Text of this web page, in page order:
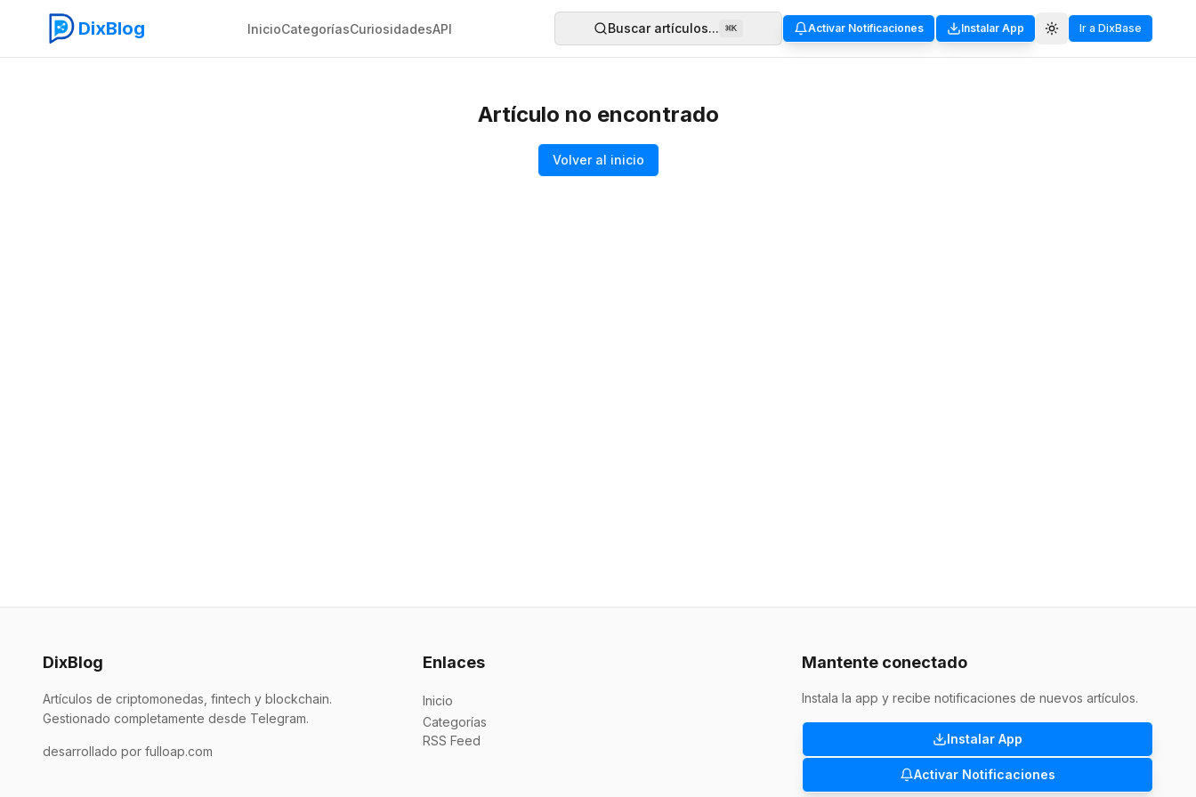
DixBlog InicioCategoríasCuriosidadesAPI Buscar artículos... ⌘K Activar Notificaciones Instalar App Ir a DixBase
Artículo no encontrado
Volver al inicio
DixBlog
Artículos de criptomonedas, fintech y blockchain.
Gestionado completamente desde Telegram.
desarrollado por fulloap.com
Enlaces
Inicio
Categorías
RSS Feed
Mantente conectado
Instala la app y recibe notificaciones de nuevos artículos.
Instalar App
Activar Notificaciones